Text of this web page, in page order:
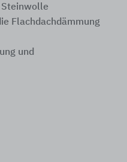
Steinwolle
Flachdachdämmung
und